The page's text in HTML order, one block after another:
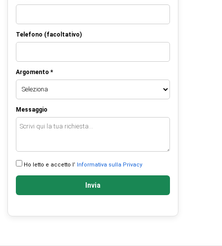
Telefono (facoltativo)
Argomento *
Messaggio
Ho letto e accetto l’ Informativa sulla Privacy
Invia